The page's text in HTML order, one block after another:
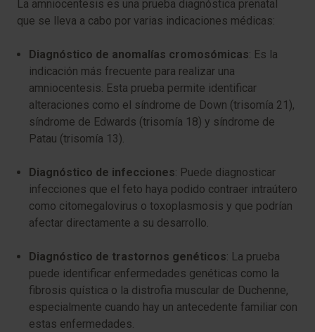
La amniocentesis es una prueba diagnóstica prenatal
que se lleva a cabo por varias indicaciones médicas:
Diagnóstico de anomalías cromosómicas: Es la
indicación más frecuente para realizar una
amniocentesis. Esta prueba permite identificar
alteraciones como el síndrome de Down (trisomía 21),
síndrome de Edwards (trisomía 18) y síndrome de
Patau (trisomía 13).
Diagnóstico de infecciones: Puede diagnosticar
infecciones que el feto haya podido contraer intraútero
como citomegalovirus o toxoplasmosis y que podrían
afectar directamente a su desarrollo.
Diagnóstico de trastornos genéticos: La prueba
puede identificar enfermedades genéticas como la
fibrosis quística o la distrofia muscular de Duchenne,
especialmente cuando hay un antecedente familiar con
estas enfermedades.